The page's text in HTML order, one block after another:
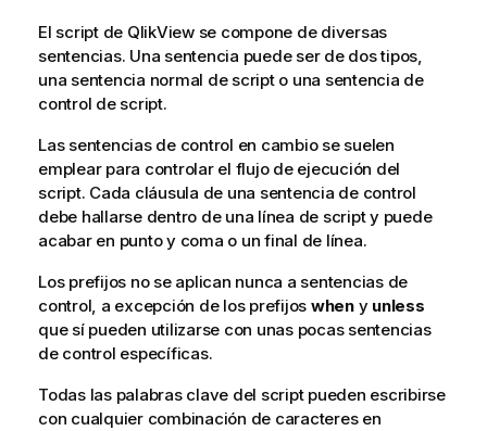
El script de QlikViewse compone de diversas
sentencias. Una sentencia puede ser de dos tipos,
una sentencia normal de script o una sentencia de
control de script.
Las sentencias de control en cambio se suelen
emplear para controlar el flujo de ejecución del
script. Cada cláusula de una sentencia de control
debe hallarse dentro de una línea de script y puede
acabar en punto y coma o un final de línea.
Los prefijos no se aplican nunca a sentencias de
control, a excepción de los prefijos wheny unless
que sí pueden utilizarse con unas pocas sentencias
de control específicas.
Todas las palabras clave del script pueden escribirse
con cualquier combinación de caracteres en